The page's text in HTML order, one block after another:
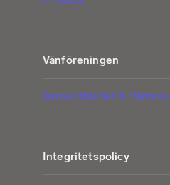
Vänföreningen
Berwaldbladet & Vänbrev
Integritetspolicy